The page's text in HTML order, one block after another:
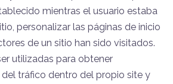
mientras el usuario estaba
personalizar las páginas de inicio
de un sitio han sido visitados.
utilizadas para obtener
tráfico dentro del propio site y